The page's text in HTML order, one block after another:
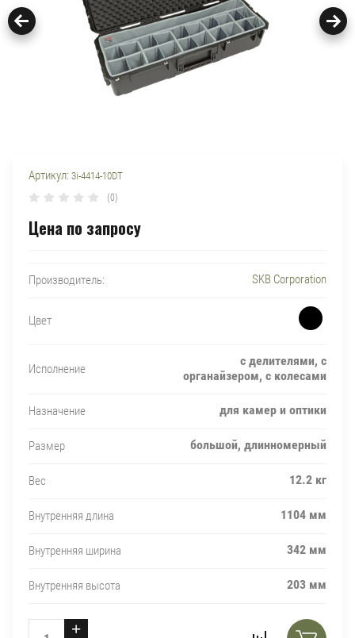
Артикул: 3i-4414-10DT
(0)
Цена по запросу
Производитель: SKB Corporation
Цвет
Исполнение
с делителями, с
органайзером, с колесами
Назначение для камер и оптики
Размер большой, длинномерный
Вес 12.2 кг
Внутренняя длина 1104 мм
Внутренняя ширина 342 мм
Внутренняя высота 203 мм
+